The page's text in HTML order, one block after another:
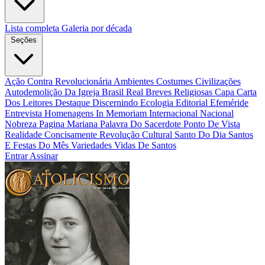
Lista completa Galeria por década
Seções
Ação Contra Revolucionária Ambientes Costumes Civilizações
Autodemolição Da Igreja Brasil Real Breves Religiosas Capa Carta
Dos Leitores Destaque Discernindo Ecologia Editorial Efeméride
Entrevista Homenagens In Memoriam Internacional Nacional
Nobreza Pagina Mariana Palavra Do Sacerdote Ponto De Vista
Realidade Concisamente Revolução Cultural Santo Do Dia Santos
E Festas Do Mês Variedades Vidas De Santos
EntrarAssinar